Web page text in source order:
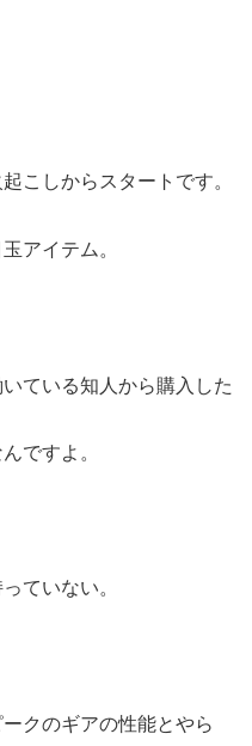
こしからスタートです。
アイテム。
ている知人から購入した
ですよ。
ていない。
クのギアの性能とやら